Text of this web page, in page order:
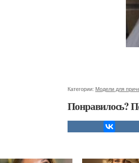
Категории: Модели для
Понравилось?